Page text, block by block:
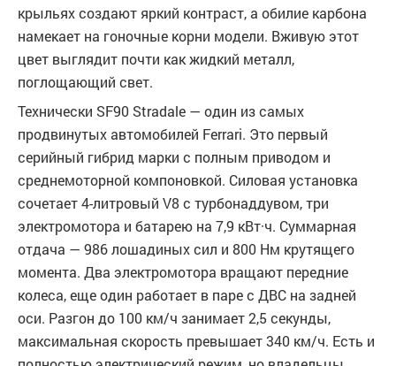
крыльях создают яркий контраст, а обилие карбона
намекает на гоночные корни модели. Вживую этот
цвет выглядит почти как жидкий металл,
поглощающий свет.
Технически SF90 Stradale — один из самых
продвинутых автомобилей Ferrari. Это первый
серийный гибрид марки с полным приводом и
среднемоторной компоновкой. Силовая установка
сочетает 4-литровый V8 с турбонаддувом, три
электромотора и батарею на 7,9 кВт·ч. Суммарная
отдача — 986 лошадиных сил и 800 Нм крутящего
момента. Два электромотора вращают передние
колеса, еще один работает в паре с ДВС на задней
оси. Разгон до 100 км/ч занимает 2,5 секунды,
максимальная скорость превышает 340 км/ч. Есть и